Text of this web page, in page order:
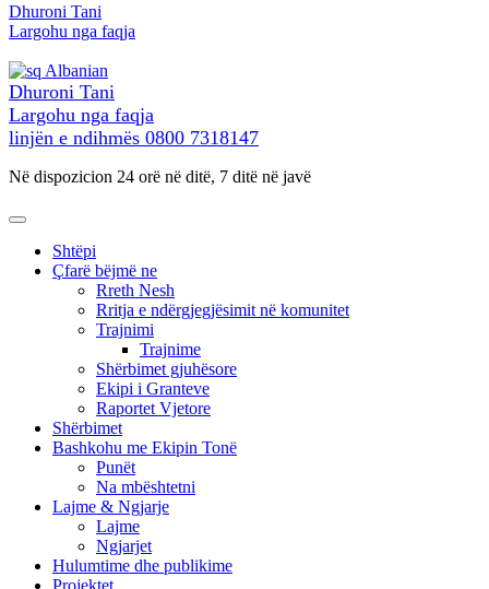
Kalo
te
Dhuroni Tani
Largohu nga faqja
Albanian
Dhuroni Tani
Largohu nga faqja
linjën e ndihmës 0800 7318147
Në dispozicion 24 orë në ditë, 7 ditë në javë
Shtëpi
Çfarë bëjmë ne
Rreth Nesh
Rritja e ndërgjegjësimit në komunitet
Trajnimi
Trajnime
Shërbimet gjuhësore
Ekipi i Granteve
Raportet Vjetore
Shërbimet
Bashkohu me Ekipin Tonë
Punët
Na mbështetni
Lajme & Ngjarje
Lajme
Ngjarjet
Hulumtime dhe publikime
Projektet